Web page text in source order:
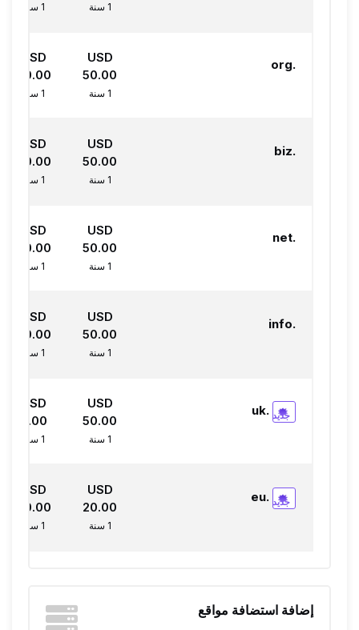
1 سنة 1 سنة
.org
USD
50.00
1 سنة
USD
50.00
1 سنة
.biz
USD
50.00
1 سنة
USD
50.00
1 سنة
.net
USD
50.00
1 سنة
USD
50.00
1 سنة
.info
USD
50.00
1 سنة
USD
50.00
1 سنة
.uk جديد
USD
50.00
1 سنة
USD
0.00
1 سنة
.eu جديد
USD
20.00
1 سنة
USD
20.00
1 سنة
إضافة استضافة مواقع